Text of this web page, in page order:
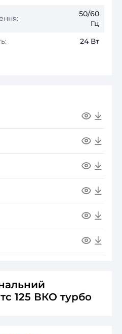
50/60
Гц
24 Вт
125 ВКО турбо